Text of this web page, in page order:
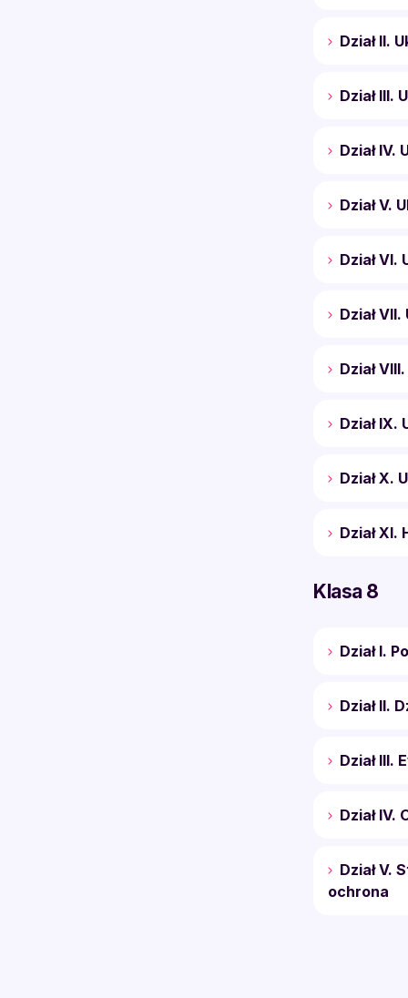
Dział II.
Dział III.
Dział IV.
Dział V.
Dział VI.
Dział
Dział
Dział IX.
Dział X.
Dział XI.
Klasa 8
Dział I.
Dział II.
Dział III.
Dział IV.
Dział V.
ochrona